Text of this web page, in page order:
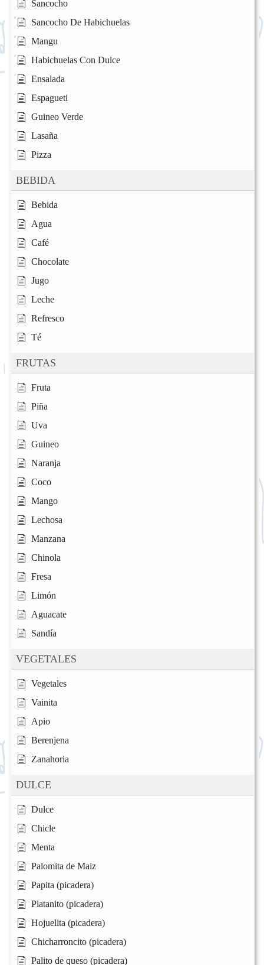
Sancocho
Sancocho De Habichuelas
Mangu
Habichuelas Con Dulce
Ensalada
Espagueti
Guineo Verde
Lasaña
Pizza
BEBIDA
Bebida
Agua
Café
Chocolate
Jugo
Leche
Refresco
Té
FRUTAS
Fruta
Piña
Uva
Guineo
Naranja
Coco
Mango
Lechosa
Manzana
Chinola
Fresa
Limón
Aguacate
Sandía
VEGETALES
Vegetales
Vainita
Apio
Berenjena
Zanahoria
DULCE
Dulce
Chicle
Menta
Palomita de Maiz
Papita (picadera)
Platanito (picadera)
Hojuelita (picadera)
Chicharroncito (picadera)
Palito de queso (picadera)